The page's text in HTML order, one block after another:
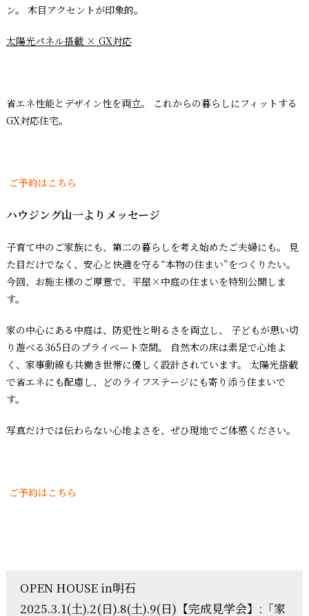
ン。 木目アクセントが印象的。
太陽光パネル搭載 × GX対応
省エネ性能とデザイン性を両立。 これからの暮らしにフィットする
GX対応住宅。
ご予約はこちら
ハウジング山一よりメッセージ
子育て中のご家族にも、第二の暮らしを考え始めたご夫婦にも。 見
た目だけでなく、安心と快適を守る“本物の住まい”をつくりたい。
今回、お施主様のご厚意で、平屋×中庭の住まいを特別公開しま
す。
家の中心にある中庭は、防犯性と明るさを両立し、 子どもが思い切
り遊べる365日のプライベート空間。 自然木の床は素足で心地よ
く、家事動線も共働き世帯に優しく設計されています。 太陽光搭載
で省エネにも配慮し、どのライフステージにも寄り添う住まいで
す。
写真だけでは伝わらない心地よさを、ぜひ現地でご体感ください。
ご予約はこちら
OPEN HOUSE in明石
2025.3.1(土).2(日).8(土).9(日)【完成見学会】:「家